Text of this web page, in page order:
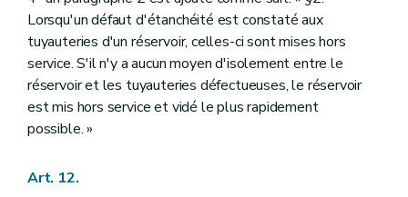
Lorsqu'un défaut d'étanchéité est constaté aux
tuyauteries d'un réservoir, celles-ci sont mises hors
service. S'il n'y a aucun moyen d'isolement entre le
réservoir et les tuyauteries défectueuses, le réservoir
est mis hors service et vidé le plus rapidement
possible. »
Art. 12.